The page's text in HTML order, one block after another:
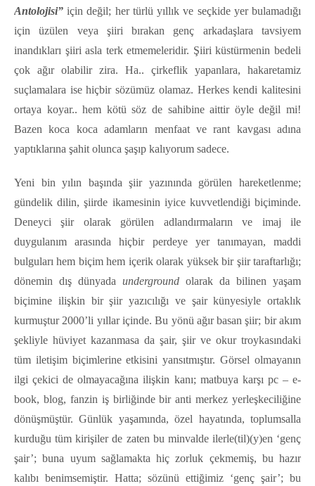
Antolojisi” için değil; her türlü yıllık ve seçkide yer bulamadığı
için üzülen veya şiiri bırakan genç arkadaşlara tavsiyem
inandıkları şiiri asla terk etmemeleridir. Şiiri küstürmenin bedeli
çok ağır olabilir zira. Ha.. çirkeflik yapanlara, hakaretamiz
suçlamalara ise hiçbir sözümüz olamaz. Herkes kendi kalitesini
ortaya koyar.. hem kötü söz de sahibine aittir öyle değil mi!
Bazen koca koca adamların menfaat ve rant kavgası adına
yaptıklarına şahit olunca şaşıp kalıyorum sadece.
Yeni bin yılın başında şiir yazınında görülen hareketlenme;
gündelik dilin, şiirde ikamesinin iyice kuvvetlendiği biçiminde.
Deneyci şiir olarak görülen adlandırmaların ve imaj ile
duygulanım arasında hiçbir perdeye yer tanımayan, maddi
bulguları hem biçim hem içerik olarak yüksek bir şiir taraftarlığı;
dönemin dış dünyada underground olarak da bilinen yaşam
biçimine ilişkin bir şiir yazıcılığı ve şair künyesiyle ortaklık
kurmuştur 2000’li yıllar içinde. Bu yönü ağır basan şiir; bir akım
şekliyle hüviyet kazanmasa da şair, şiir ve okur troykasındaki
tüm iletişim biçimlerine etkisini yansıtmıştır. Görsel olmayanın
ilgi çekici de olmayacağına ilişkin kanı; matbuya karşı pc – e-
book, blog, fanzin iş birliğinde bir anti merkez yerleşkeciliğine
dönüşmüştür. Günlük yaşamında, özel hayatında, toplumsalla
kurduğu tüm kirişiler de zaten bu minvalde ilerle(til)(y)en ‘genç
şair’; buna uyum sağlamakta hiç zorluk çekmemiş, bu hazır
kalıbı benimsemiştir. Hatta; sözünü ettiğimiz ‘genç şair’; bu